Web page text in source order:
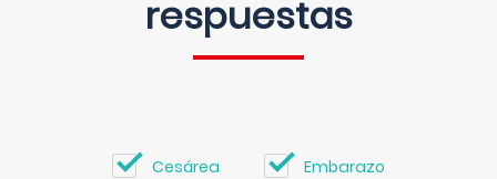
respuestas
Cesárea Embarazo